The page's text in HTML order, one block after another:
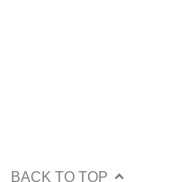
BACK TO TOP